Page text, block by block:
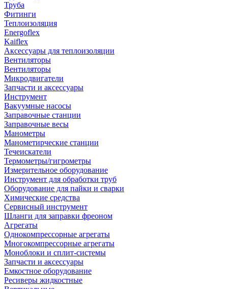
Труба
Фитинги
Теплоизоляция
Energoflex
Kaiflex
Аксессуары для теплоизоляции
Вентиляторы
Вентиляторы
Микродвигатели
Запчасти и аксессуары
Инструмент
Вакуумные насосы
Заправочные станции
Заправочные весы
Манометры
Манометирческие станции
Течеискатели
Термометры/гигрометры
Измерительное оборудование
Инструмент для обработки труб
Оборудование для пайки и сварки
Химические средства
Сервисный инструмент
Шланги для заправки фреоном
Агрегаты
Однокомпрессорные агрегаты
Многокомпрессорные агрегаты
Моноблоки и сплит-системы
Запчасти и аксессуары
Емкостное оборудование
Ресиверы жидкостные